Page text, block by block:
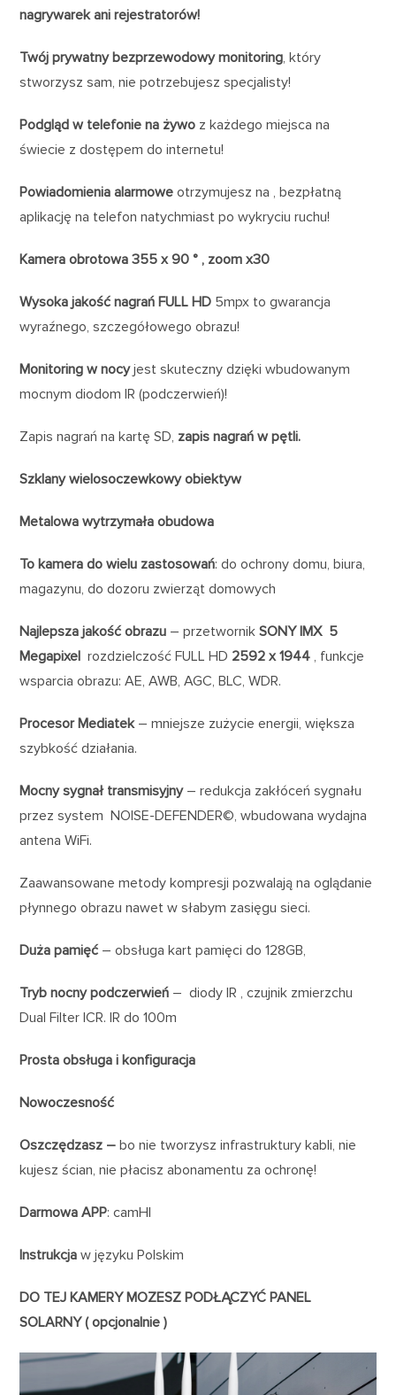
nagrywarek ani rejestratorów!
Twój prywatny bezprzewodowy monitoring, który
stworzysz sam, nie potrzebujesz specjalisty!
Podgląd w telefonie na żywo z każdego miejsca na
świecie z dostępem do internetu!
Powiadomienia alarmowe otrzymujesz na , bezpłatną
aplikację na telefon natychmiast po wykryciu ruchu!
Kamera obrotowa 355 x 90 ° , zoom x30
Wysoka jakość nagrań FULL HD 5mpx to gwarancja
wyraźnego, szczegółowego obrazu!
Monitoring w nocyjest skuteczny dzięki wbudowanym
mocnym diodom IR (podczerwień)!
Zapis nagrań na kartę SD, zapis nagrań w pętli.
Szklany wielosoczewkowy obiektyw
Metalowa wytrzymała obudowa
To kamera do wielu zastosowań: do ochrony domu, biura,
magazynu, do dozoru zwierząt domowych
Najlepsza jakość obrazu – przetwornikSONY IMX 5
Megapixel rozdzielczość FULL HD 2592 x 1944 , funkcje
wsparcia obrazu: AE, AWB, AGC, BLC, WDR.
Procesor Mediatek– mniejsze zużycie energii, większa
szybkość działania.
Mocny sygnał transmisyjny– redukcja zakłóceń sygnału
przez system NOISE-DEFENDER©, wbudowana wydajna
antena WiFi.
Zaawansowane metody kompresji pozwalają na oglądanie
płynnego obrazu nawet w słabym zasięgu sieci.
Duża pamięć – obsługa kart pamięci do 128GB,
Tryb nocny podczerwień – diody IR , czujnik zmierzchu
Dual Filter ICR. IR do 100m
Prosta obsługa i konfiguracja
Nowoczesność
Oszczędzasz – bo nie tworzysz infrastruktury kabli, nie
kujesz ścian, nie płacisz abonamentu za ochronę!
Darmowa APP: camHI
Instrukcja w języku Polskim
DO TEJ KAMERY MOZESZ PODŁĄCZYĆ PANEL
SOLARNY ( opcjonalnie )